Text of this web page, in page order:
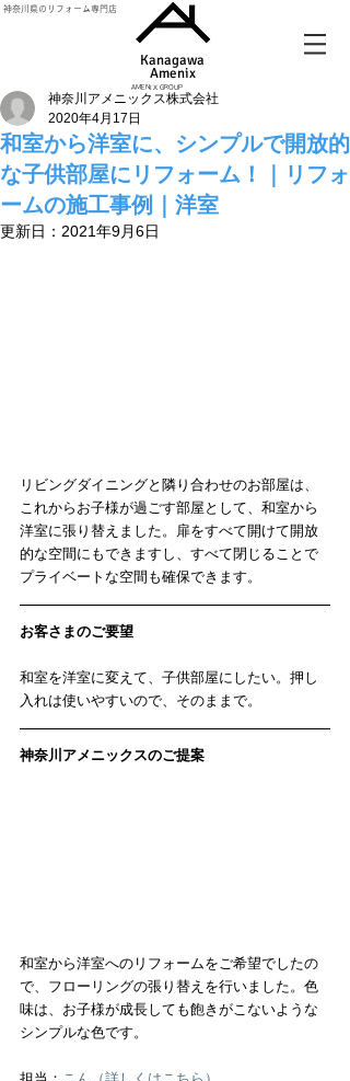
神奈川県のリフォーム専門店
Kanagawa
Amenix​
AMENIX GROUP
和室から洋室に、シンプルで開放的
な子供部屋にリフォーム！｜リフォ
ームの施工事例｜洋室
神奈川アメニックス株式会社
2020年4月17日
更新日： 2021年9月6日
リビングダイニングと隣り合わせのお部屋は、
これからお子様が過ごす部屋として、和室から
洋室に張り替えました。扉をすべて開けて開放
的な空間にもできますし、すべて閉じることで
プライベートな空間も確保できます。
お客さまのご要望
和室を洋室に変えて、子供部屋にしたい。押し
入れは使いやすいので、そのままで。
神奈川アメニックスのご提案
和室から洋室へのリフォームをご希望でしたの
で、フローリングの張り替えを行いました。色
味は、お子様が成長しても飽きがこないような
シンプルな色です。